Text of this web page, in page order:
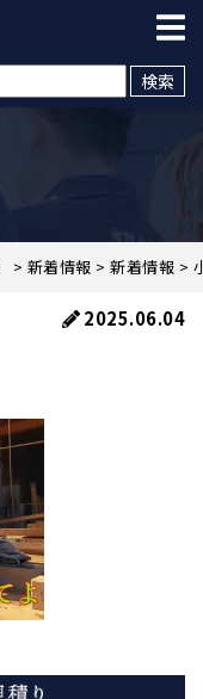
> 新着情報 > 新着情報 >
2025.06.04